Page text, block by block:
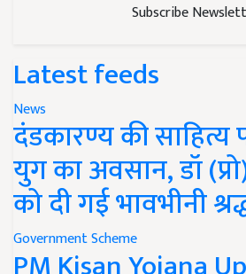
Subscribe
Latest feeds
News
दंडकारण्य की
युग का अवसान, डॉ
को दी गई भावभीनी
Government Scheme